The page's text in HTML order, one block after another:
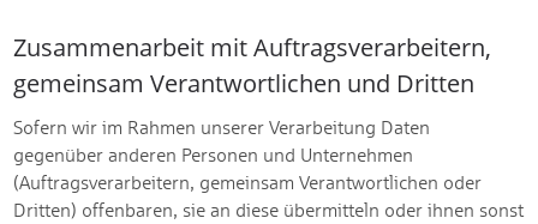
Zusammenarbeit mit Auftragsverarbeitern,
gemeinsam Verantwortlichen und Dritten
Sofern wir im Rahmen unserer Verarbeitung Daten
gegenüber anderen Personen und Unternehmen
(Auftragsverarbeitern, gemeinsam Verantwortlichen oder
Dritten) offenbaren, sie an diese übermitteln oder ihnen sonst